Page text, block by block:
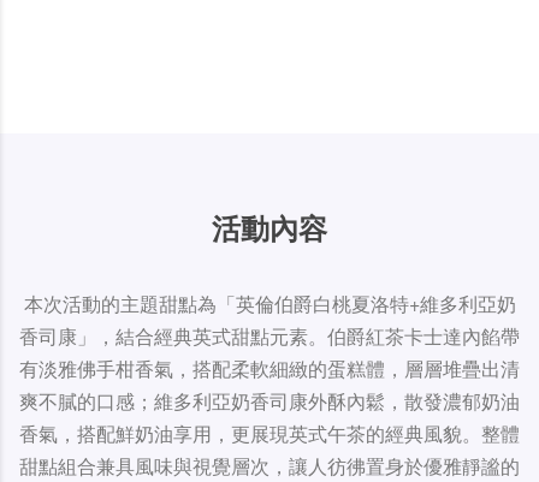
活動內容
本次活動的主題甜點為「英倫伯爵白桃夏洛特+維多利亞奶
香司康」，結合經典英式甜點元素。伯爵紅茶卡士達內餡帶
有淡雅佛手柑香氣，搭配柔軟細緻的蛋糕體，層層堆疊出清
爽不膩的口感；維多利亞奶香司康外酥內鬆，散發濃郁奶油
香氣，搭配鮮奶油享用，更展現英式午茶的經典風貌。整體
甜點組合兼具風味與視覺層次，讓人彷彿置身於優雅靜謐的